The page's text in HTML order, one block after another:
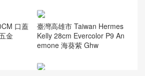
口蓋
金
臺灣高雄市 Taiwan Hermes
Kelly 28cm Evercolor P9 An
emone 海葵紫 Ghw